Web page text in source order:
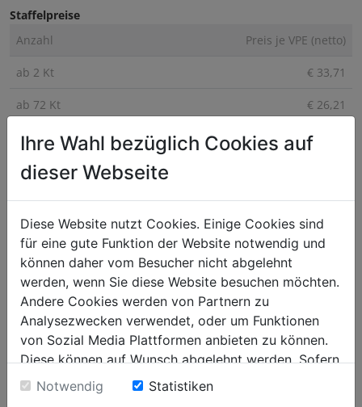
Staffelpreise
Anzahl
Preis je VPE (netto)
ab 2 Kt € 33,71
ab 72 Kt € 26,21
Karton = 560 Stück, verpackt zu 28 x 20 Stück
Ihre Wahl bezüglich Cookies auf
dieser Webseite
Diese Website nutzt Cookies. Einige Cookies sind
für eine gute Funktion der Website notwendig und
können daher vom Besucher nicht abgelehnt
werden, wenn Sie diese Website besuchen möchten.
Andere Cookies werden von Partnern zu
Analysezwecken verwendet, oder um Funktionen
von Sozial Media Plattformen anbieten zu können.
Diese können auf Wunsch abgelehnt werden. Sofern
sie unsere Webseite weiter nutzen, geben Sie
Einwilligung zu unseren Cookies.
Notwendig Statistiken